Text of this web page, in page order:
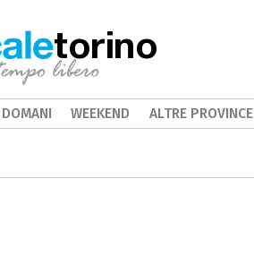
torino
DOMANI WEEKEND ALTRE PROVINCE